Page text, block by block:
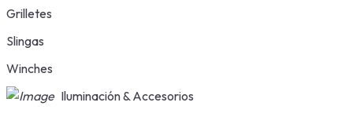
Grilletes
Slingas
Winches
Iluminación & Accesorios